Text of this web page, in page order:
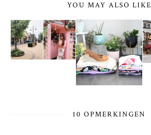
YOU MAY ALSO LIKE
10 OPMERKINGEN